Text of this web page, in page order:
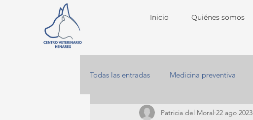
Inicio Quiénes somos
Todas las entradas Medicina preventiva
Patologías caninasPatricia del Moral 22 ago 2023